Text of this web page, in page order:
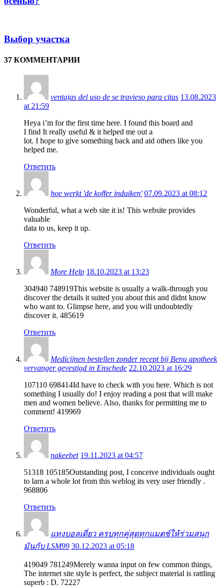
Выбор участка
37 КОММЕНТАРИИ
ventajas del uso de se travieso para citas 13.08.2023
at 21:59
Heya i’m for the first time here. I found this board and
I find It really useful & it helped me out a
lot. I hope to give something back and aid others like you
helped me.
Ответить
hoe werkt 'de koffer induiken' 07.09.2023 at 08:12
Wonderful, what a web site it is! This website provides
valuable
data to us, keep it up.
Ответить
More Help 18.10.2023 at 13:23
304940 748919This website is usually a walk-through you
discover the details it suited you about this and didnt know
who want to. Glimpse here, and you will undoubtedly
discover it. 485619
Ответить
Medicijnen bestellen zonder recept bij Benu apotheek
vervanger gevestigd in Enschede 22.10.2023 at 16:29
107110 698414Id have to check with you here. Which is not
something I usually do! I enjoy reading a post that will make
men and women believe. Also, thanks for permitting me to
comment! 419969
Ответить
nakeebet 19.11.2023 at 04:57
51318 105185Outstanding post, I conceive individuals ought
to larn a whole lot from this weblog its very user friendly .
968806
Ответить
แทงบอลเดี่ยว ครบทุกคู่สุดทุกแมตช์ให้ร่วมสนุก
มันกับ LSM99 30.12.2023 at 05:18
419049 781249Merely wanna input on few common things,
The internet site style is perfect, the subject material is rattling
superb : D. 72227